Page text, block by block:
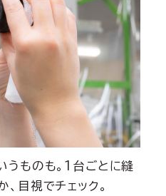
うものも。1台ごとに縫
目視でチェック。